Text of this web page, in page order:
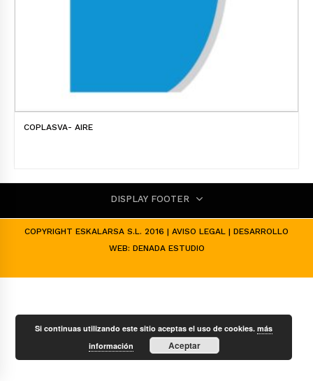
COPLASVA- AIRE
DISPLAY FOOTER
COPYRIGHT ESKALARSA S.L. 2016 | AVISO LEGAL | DESARROLLO
WEB: DENADA ESTUDIO
Si continuas utilizando este sitio aceptas el uso de cookies.más
información
Aceptar